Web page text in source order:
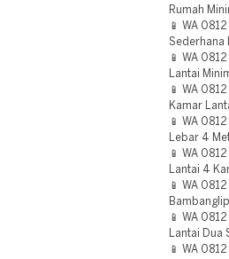
Rumah
📱 WA
Sederhana
📱 WA
Lantai
📱 WA
Kamar
📱 WA
Lebar 4
📱 WA
Lantai 4
📱 WA
📱 WA
Lantai Dua
📱 WA